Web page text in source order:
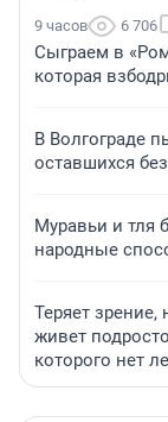
9 часов 6 706
Сыграем в
которая
В Волгограде
оставшихся
Муравьи и тля
народные
Теряет зрение,
живет
которого нет